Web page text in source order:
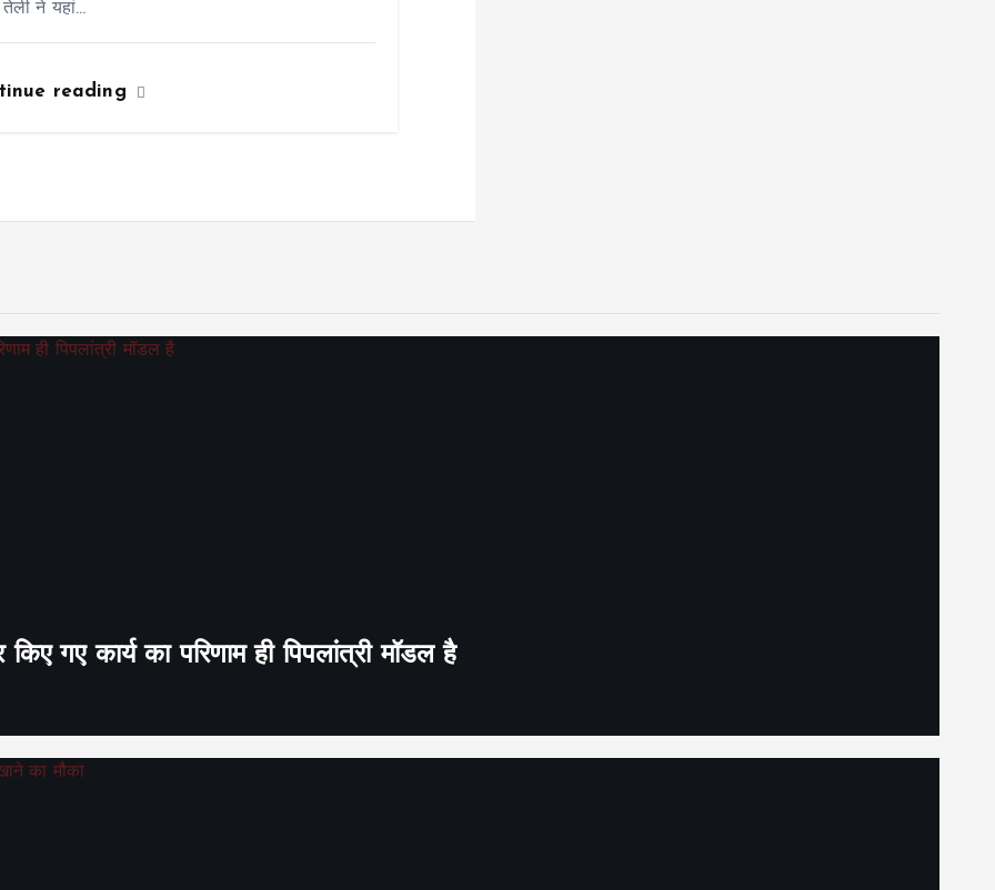
तेली ने यहां…
reading
गए कार्य का परिणाम ही पिपलांत्री मॉडल है